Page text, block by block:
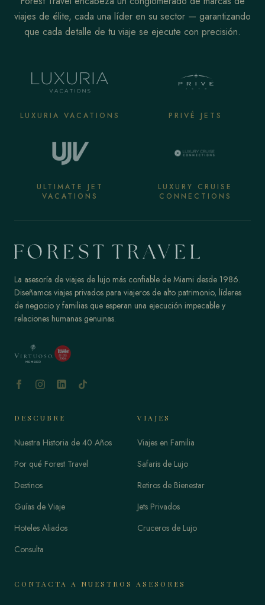
viajes de élite, cada una líder en su sector — garantizando
que cada detalle de tu viaje se ejecute con precisión.
LUXURIA VACATIONS PRIVÉ JETS
ULTIMATE JET
VACATIONS
LUXURY CRUISE
CONNECTIONS
La asesoría de viajes de lujo más confiable de Miami desde 1986.
Diseñamos viajes privados para viajeros de alto patrimonio, líderes
de negocio y familias que esperan una ejecución impecable y
relaciones humanas genuinas.
DESCUBRE
Nuestra Historia de 40 Años
Por qué Forest Travel
Destinos
Guías de Viaje
Hoteles Aliados
Consulta
VIAJES
Viajes en Familia
Safaris de Lujo
Retiros de Bienestar
Jets Privados
Cruceros de Lujo
CONTACTA A NUESTROS ASESORES